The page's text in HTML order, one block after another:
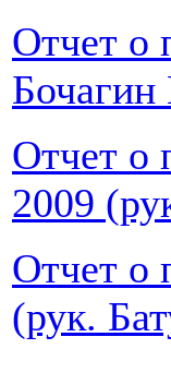
Отчет о
Отчет о
2009
Отчет о
(рук.